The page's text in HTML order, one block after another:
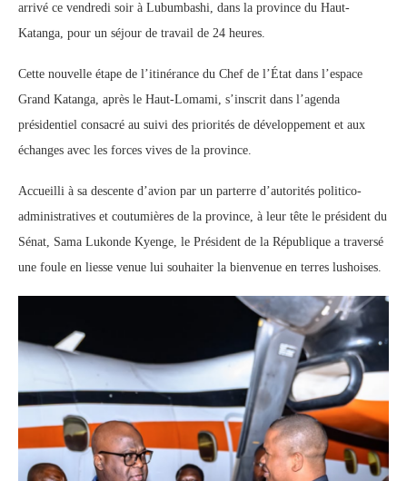
arrivé ce vendredi soir à Lubumbashi, dans la province du Haut-
Katanga, pour un séjour de travail de 24 heures.
‎Cette nouvelle étape de l’itinérance du Chef de l’État dans l’espace
Grand Katanga, après le Haut-Lomami, s’inscrit dans l’agenda
présidentiel consacré au suivi des priorités de développement et aux
échanges avec les forces vives de la province.
‎Accueilli à sa descente d’avion par un parterre d’autorités politico-
administratives et coutumières de la province, à leur tête le président du
Sénat, Sama Lukonde Kyenge, le Président de la République a traversé
une foule en liesse venue lui souhaiter la bienvenue en terres lushoises.